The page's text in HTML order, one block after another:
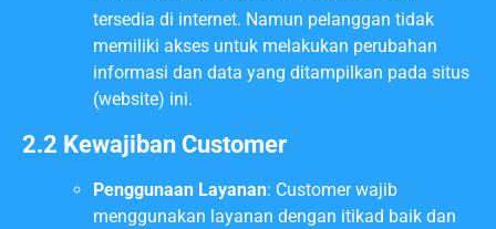
tersedia di internet. Namun pelanggan tidak
memiliki akses untuk melakukan perubahan
informasi dan data yang ditampilkan pada situs
(website) ini.
2.2 Kewajiban Customer
Penggunaan Layanan: Customer wajib
menggunakan layanan dengan itikad baik dan